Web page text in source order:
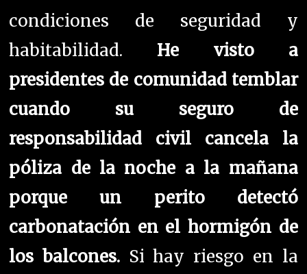
condiciones de seguridad y
habitabilidad. He visto a
presidentes de comunidad temblar
cuando su seguro de
responsabilidad civil cancela la
póliza de la noche a la mañana
porque un perito detectó
carbonatación en el hormigón de
los balcones. Si hay riesgo en la